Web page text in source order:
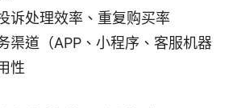
诉处理效率、重复购买率
渠道（APP、小程序、客服机器
性